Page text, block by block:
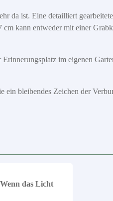
da ist. Eine detailliert
kann entweder mit einer
im eigenen
bleibendes Zeichen der
das Licht